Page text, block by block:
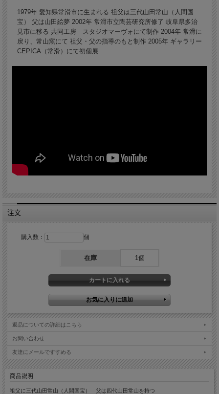
1979年 愛知県常滑市に生まれる 祖父は三代山田常山（人間国
宝） 父は山田絵夢 2002年 常滑市立陶芸研究所修了 岐阜県多治
見市に移る 共同工房 スタジオマーヴォにて制作 2004年 常滑に
戻り、常山窯にて 祖父・父の指導のもと制作 2005年 ギャラリー
CEPICA（常滑）にて初個展
注文
購入数： 個
在庫 1個
返品についての詳細はこちら
お問い合わせ
友達にメールですすめる
商品説明
祖父に三代山田常山（人間国宝） 父は四代山田常山を持つ